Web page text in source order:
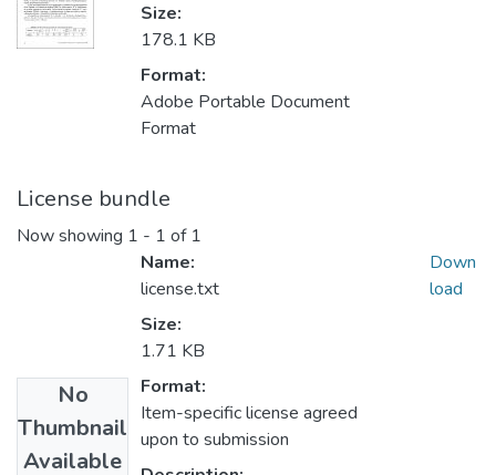
Size:
178.1 KB
Format:
Adobe Portable Document
Format
License bundle
Now showing 1 - 1 of 1
No
Thumbnail
Available
Name:
license.txt
Size:
1.71 KB
Format:
Item-specific license agreed
upon to submission
Down
load